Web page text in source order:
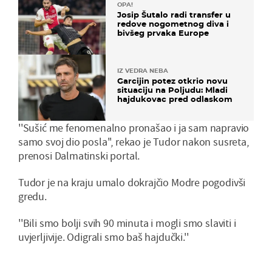
OPA!
Josip Šutalo radi transfer u
redove nogometnog diva i
bivšeg prvaka Europe
IZ VEDRA NEBA
Garcijin potez otkrio novu
situaciju na Poljudu: Mladi
hajdukovac pred odlaskom
''Sušić me fenomenalno pronašao i ja sam napravio
samo svoj dio posla'', rekao je Tudor nakon susreta,
prenosi Dalmatinski portal.
Tudor je na kraju umalo dokrajčio Modre pogodivši
gredu.
''Bili smo bolji svih 90 minuta i mogli smo slaviti i
uvjerljivije. Odigrali smo baš hajdučki.''